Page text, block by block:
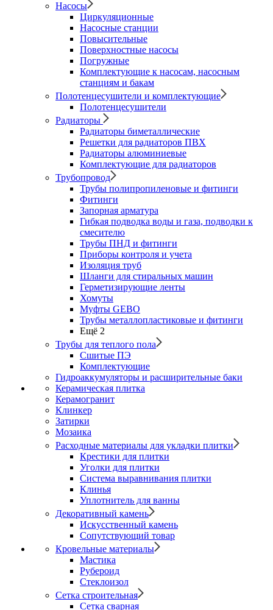
Насосы
Циркуляционные
Насосные станции
Повысительные
Поверхностные насосы
Погружные
Комплектующие к насосам, насосным
станциям и бакам
Полотенцесушители и комплектующие
Полотенцесушители
Радиаторы
Радиаторы биметаллические
Решетки для радиаторов ПВХ
Радиаторы алюминиевые
Комплектующие для радиаторов
Трубопровод
Трубы полипропиленовые и фитинги
Фитинги
Запорная арматура
Гибкая подводка воды и газа, подводки к
смесителю
Трубы ПНД и фитинги
Приборы контроля и учета
Изоляция труб
Шланги для стиральных машин
Герметизирующие ленты
Хомуты
Муфты GEBO
Трубы металлопластиковые и фитинги
Ещё 2
Трубы для теплого пола
Сшитые ПЭ
Комплектующие
Гидроаккумуляторы и расширительные баки
Керамическая плитка
Керамогранит
Клинкер
Затирки
Мозаика
Расходные материалы для укладки плитки
Крестики для плитки
Уголки для плитки
Система выравнивания плитки
Клинья
Уплотнитель для ванны
Декоративный камень
Искусственный камень
Сопутствующий товар
Кровельные материалы
Мастика
Рубероид
Стеклоизол
Сетка строительная
Сетка сварная